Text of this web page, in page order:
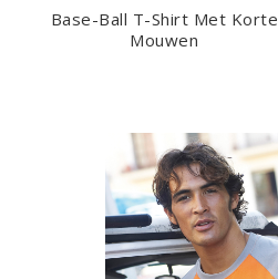
Base-Ball T-Shirt Met Korte
Mouwen